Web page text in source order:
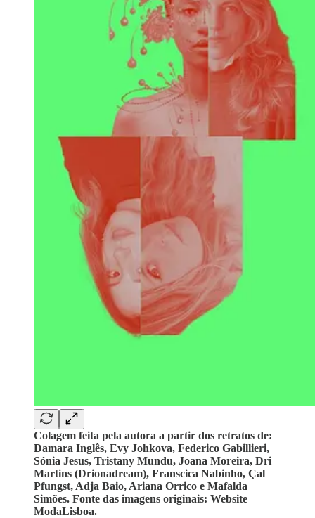
Colagem feita pela autora a partir dos retratos de:
Damara Inglês, Evy Johkova, Federico Gabillieri,
Sónia Jesus, Tristany Mundu, Joana Moreira, Dri
Martins (Drionadream), Franscica Nabinho, Çal
Pfungst, Adja Baio, Ariana Orrico e Mafalda
Simões. Fonte das imagens originais: Website
ModaLisboa.